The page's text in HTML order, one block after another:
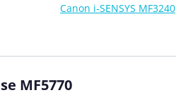
Canon i-SENSYS MF3240
MF5770